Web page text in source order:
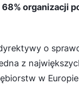
organizacji
o
z
w